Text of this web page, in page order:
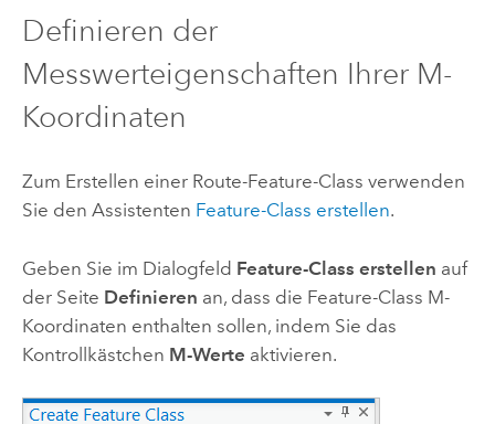
Definieren der
Messwerteigenschaften Ihrer M-
Koordinaten
Zum Erstellen einer Route-Feature-Class verwenden
Sie den Assistenten Feature-Class erstellen.
Geben Sie im Dialogfeld Feature-Class erstellen auf
der Seite Definieren an, dass die Feature-Class M-
Koordinaten enthalten sollen, indem Sie das
Kontrollkästchen M-Werte aktivieren.